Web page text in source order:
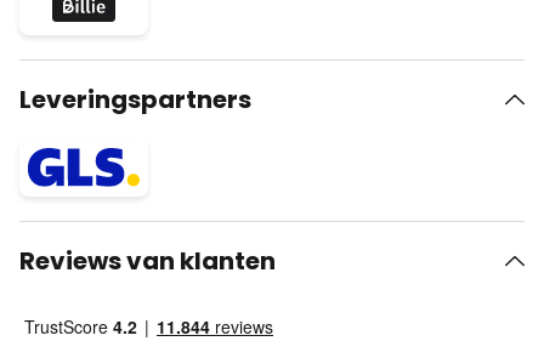
Leveringspartners
Reviews van klanten